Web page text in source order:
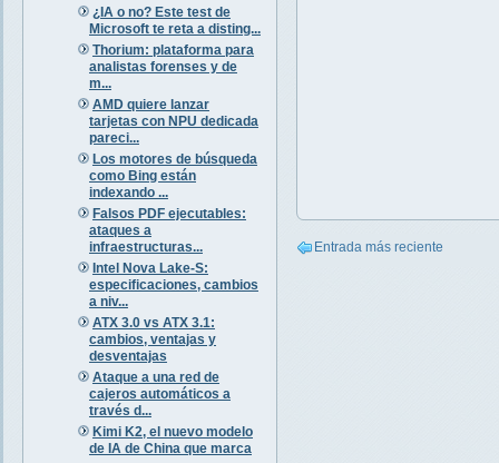
¿IA o no? Este test de
Microsoft te reta a disting...
Thorium: plataforma para
analistas forenses y de
m...
AMD quiere lanzar
tarjetas con NPU dedicada
pareci...
Los motores de búsqueda
como Bing están
indexando ...
Falsos PDF ejecutables:
ataques a
infraestructuras...
Intel Nova Lake-S:
especificaciones, cambios
a niv...
ATX 3.0 vs ATX 3.1:
cambios, ventajas y
desventajas
Ataque a una red de
cajeros automáticos a
través d...
Kimi K2, el nuevo modelo
de IA de China que marca
Entrada más reciente